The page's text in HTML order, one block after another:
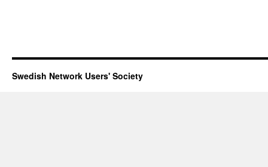
Swedish Network Users' Society